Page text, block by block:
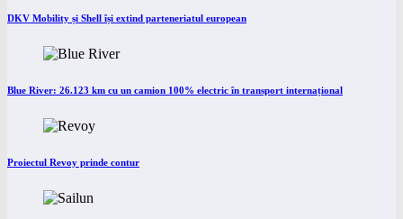
DKV Mobility și Shell își extind parteneriatul european
Blue River: 26.123 km cu un camion 100% electric în transport internațional
Proiectul Revoy prinde contur